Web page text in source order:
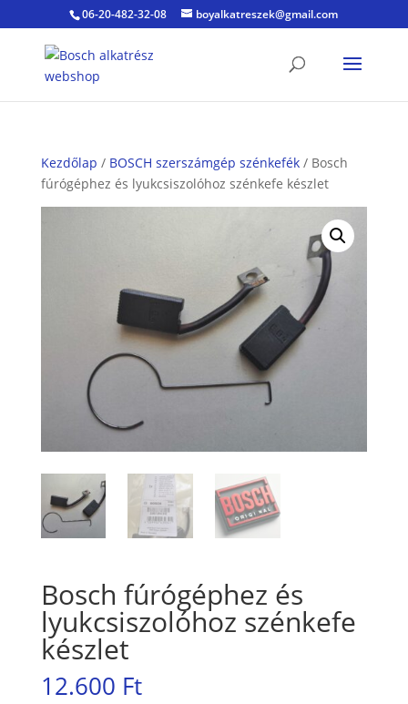
06-20-482-32-08 boyalkatreszek@gmail.com
Kezdőlap / BOSCH szerszámgép szénkefék/ Bosch
fúrógéphez és lyukcsiszolóhoz szénkefe készlet
Bosch fúrógéphez és
lyukcsiszolóhoz szénkefe
készlet
12.600 Ft